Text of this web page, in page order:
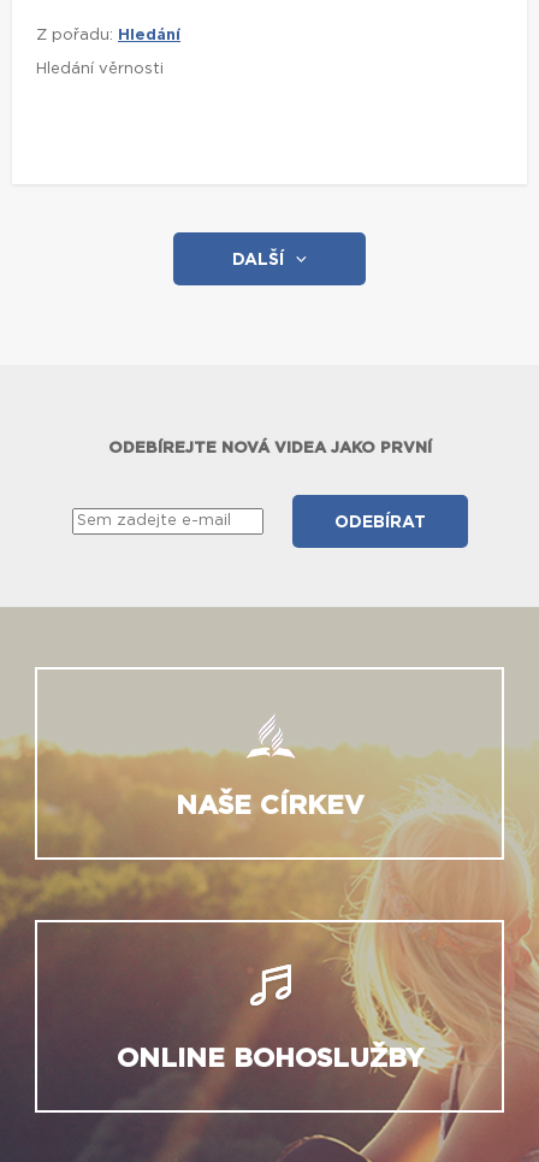
Z pořadu: Hledání
Hledání věrnosti
DALŠÍ
ODEBÍREJTE NOVÁ VIDEA JAKO PRVNÍ
NAŠE CÍRKEV
ONLINE BOHOSLUŽBY